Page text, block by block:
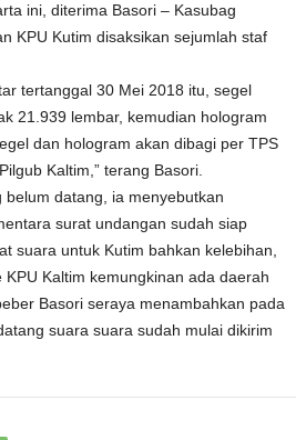
ini, diterima Basori – Kasubag
KPU Kutim disaksikan sejumlah staf
tertanggal 30 Mei 2018 itu, segel
21.939 lembar, kemudian hologram
dan hologram akan dibagi per TPS
Kaltim,” terang Basori.
belum datang, ia menyebutkan
surat undangan sudah siap
suara untuk Kutim bahkan kelebihan,
Kaltim kemungkinan ada daerah
Basori seraya menambahkan pada
suara suara sudah mulai dikirim